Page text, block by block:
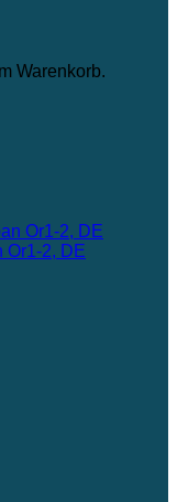
Warenkorb.
Or1-2, DE